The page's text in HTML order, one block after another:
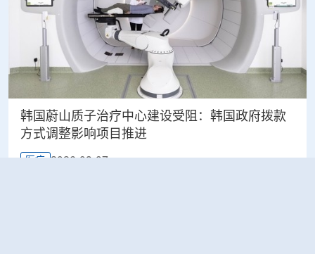
韩国蔚山质子治疗中心建设受阻：韩国政府拨款
方式调整影响项目推进
医疗 2026-08-07